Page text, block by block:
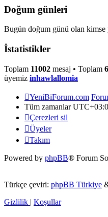
Doğum günleri
Bugün doğum günü olan kimse
İstatistikler
Toplam 11002 mesaj • Toplam
üyemiz inhawlallomia
YeniBiForum.com
Tüm zamanlar
Çerezleri sil
Üyeler
Takım
Powered by phpBB® Forum
Türkçe çeviri: phpBB Türkiye
Gizlilik | Koşullar